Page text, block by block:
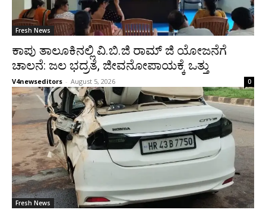
Fresh News
ಕಾಪು ತಾಲೂಕಿನಲ್ಲಿ ವಿ.ಬಿ.ಜಿ ರಾಮ್ ಜಿ ಯೋಜನೆಗೆ
ಚಾಲನೆ: ಜಲ ಭದ್ರತೆ, ಜೀವನೋಪಾಯಕ್ಕೆ ಒತ್ತು
V4newseditors - August 5, 2026 0
Fresh News